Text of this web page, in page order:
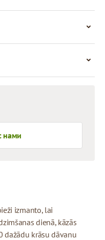
нами
izmanto, lai
dienā, kāzās
dažādu krāsu dāvanu